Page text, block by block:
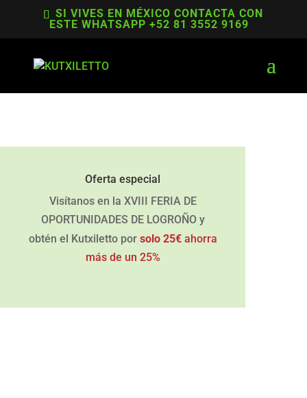
SI VIVES EN MÉXICO CONTACTA CON
ESTE WHATSAPP +52 81 3552 9169
Oferta especial
Visítanos en la XVIII FERIA DE
OPORTUNIDADES DE LOGROÑO y
obtén el Kutxiletto por solo 25€ahorra
más de un 25%